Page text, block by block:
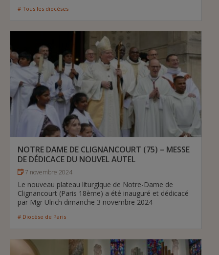
# Tous les diocèses
NOTRE DAME DE CLIGNANCOURT (75) – MESSE
DE DÉDICACE DU NOUVEL AUTEL
7 novembre 2024
Le nouveau plateau liturgique de Notre-Dame de
Clignancourt (Paris 18ème) a été inauguré et dédicacé
par Mgr Ulrich dimanche 3 novembre 2024
# Diocèse de Paris